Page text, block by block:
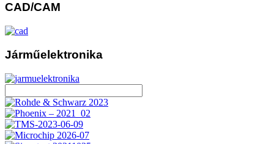
CAD/CAM
Járműelektronika